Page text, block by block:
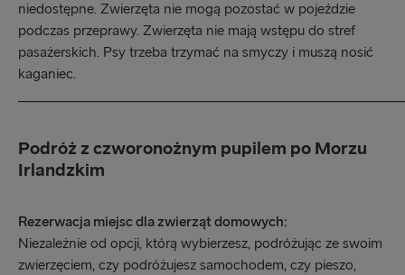
niedostępne. Zwierzęta nie mogą pozostać w pojeździe
podczas przeprawy. Zwierzęta nie mają wstępu do stref
pasażerskich. Psy trzeba trzymać na smyczy i muszą nosić
kaganiec.
Podróż z czworonożnym pupilem po Morzu
Irlandzkim
Rezerwacja miejsc dla zwierząt domowych:
Niezależnie od opcji, którą wybierzesz, podróżując ze swoim
zwierzęciem, czy podróżujesz samochodem, czy pieszo,